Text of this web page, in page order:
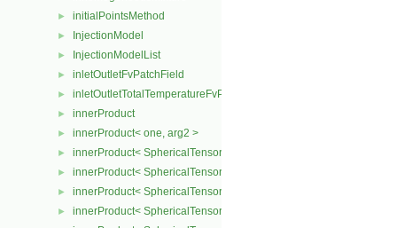
► initialPointsMethod
► InjectionModel
► InjectionModelList
► inletOutletFvPatchField
► inletOutletTotalTemperatureFvPatchScalarField
► innerProduct
► innerProduct< one, arg2 >
► innerProduct< SphericalTensor2D< Cmpt >, SphericalTensor2D<
► innerProduct< SphericalTensor2D< Cmpt >, SymmTensor2D<
► innerProduct< SphericalTensor2D< Cmpt >, Tensor2D< Cmpt > >
► innerProduct< SphericalTensor2D< Cmpt >, Vector2D< Cmpt > >